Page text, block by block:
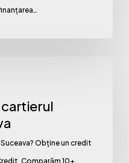
Obține un credit
Comparăm 10+…